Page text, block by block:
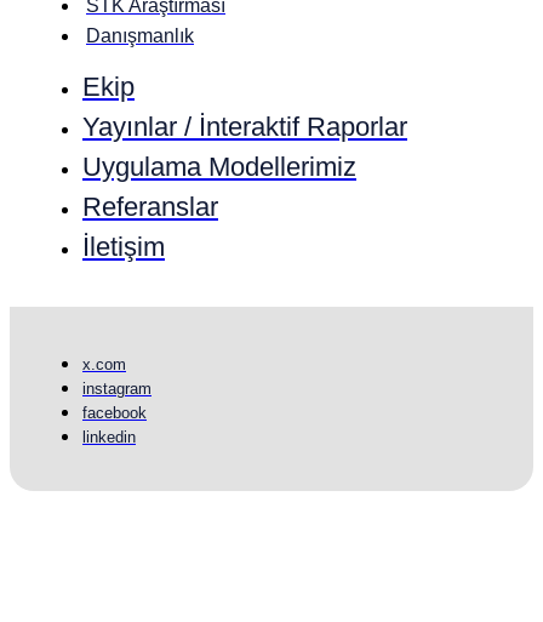
STK Araştırması
Danışmanlık
Ekip
Yayınlar / İnteraktif Raporlar
Uygulama Modellerimiz
Referanslar
İletişim
x.com
instagram
facebook
linkedin